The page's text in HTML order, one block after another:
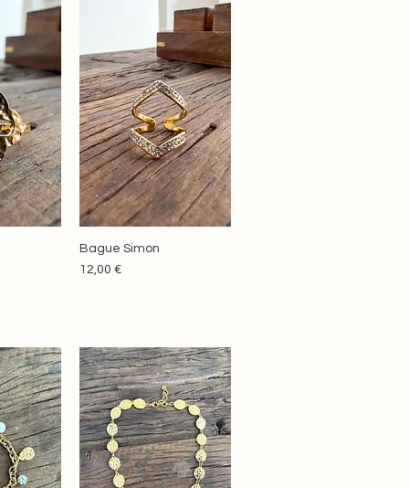
Aperçu rapide
Bague Simon
Prix
12,00 €